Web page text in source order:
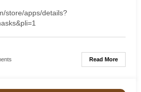
store/apps/details?
Read More